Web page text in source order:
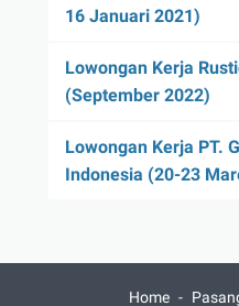
16 Januari 2021)
Lowongan Kerja
(September 2022)
Lowongan Kerja PT.
Indonesia (20-23
Home